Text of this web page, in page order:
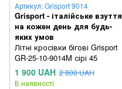
Артикул: Grisport 9014
Grisport - італійське взуття
на кожен день для будь-
яких умов
Літні кросівки бігові Grisport
GR-25-10-9014M сірі 45
1 900 UAH 2 800 UAH
В наявності